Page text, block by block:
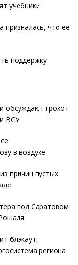
учебники
призналась, что ее
поддержку
обсуждают грохот
ВСУ
в воздухе
причин пустых
под Саратовом
блэкаут,
региона